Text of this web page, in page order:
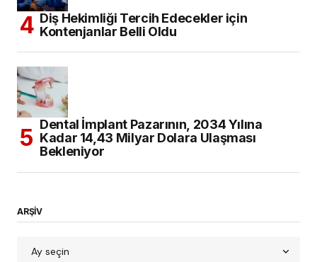
Diş Hekimliği Tercih Edecekler için
Kontenjanlar Belli Oldu
Dental İmplant Pazarının, 2034 Yılına
Kadar 14,43 Milyar Dolara Ulaşması
Bekleniyor
ARŞİV